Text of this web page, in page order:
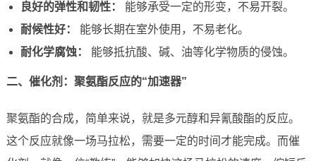
良好的弹性和韧性：
能够承受一定的形变，不易开裂。
耐候性好：
能够长期在室外使用，不易老化。
耐化学腐蚀：
能够抵抗酸、碱、油等化学物质的侵蚀。
二、催化剂：聚氨酯反应的“加速器”
聚氨酯的合成，简单来说，就是多元醇和异氰酸酯的反应。
这个反应就像一场马拉松，需要一定的时间才能完成。而催